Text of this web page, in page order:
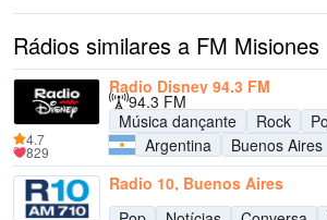
Rádios similares a FM Misiones
Radio Disney 94.3 FM
94.3 FM
Música dançante
Rock
Argentina
Buenos Aires
4.7
829
Radio 10, Buenos Aires